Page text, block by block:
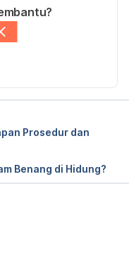
M.Sc, Sp.KK
Prosedur dan
Benang di Hidung?